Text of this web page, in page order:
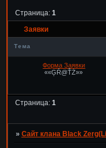
Заявки
Страница: 1
Тема
Форма Заявки
««ĢŔ@ŤŻ»»
Страница: 1
» Сайт клана Black